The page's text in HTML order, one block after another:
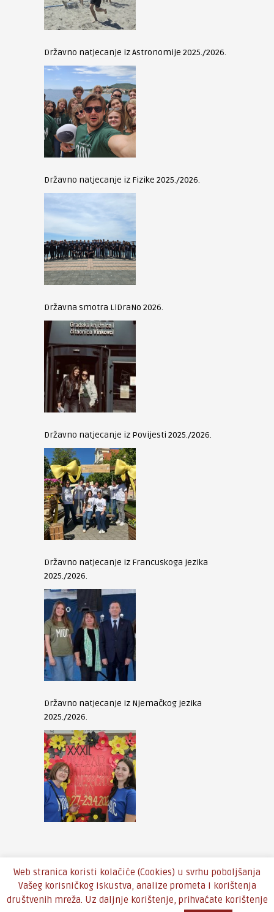
Državno natjecanje iz Astronomije 2025./2026.
Državno natjecanje iz Fizike 2025./2026.
Državna smotra LiDraNo 2026.
Državno natjecanje iz Povijesti 2025./2026.
Državno natjecanje iz Francuskoga jezika
2025./2026.
Državno natjecanje iz Njemačkog jezika
2025./2026.
Copyright © 2016 - Theme by An-Themes
Web stranica koristi kolačiće (Cookies) u svrhu poboljšanja
Vašeg korisničkog iskustva, analize prometa i korištenja
društvenih mreža. Uz daljnje korištenje, prihvaćate korištenje